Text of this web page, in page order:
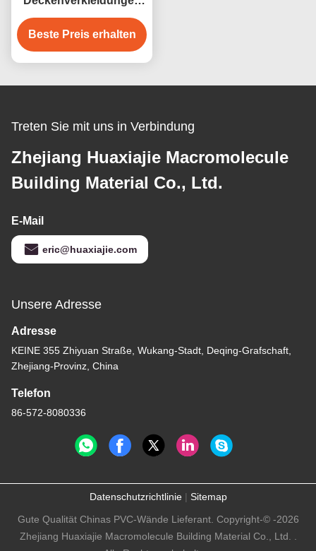
mit
Quadrat/verborgener/V-
Nut-Rand-
Beste Preis erhalten
Treten Sie mit uns in Verbindung
Zhejiang Huaxiajie Macromolecule
Building Material Co., Ltd.
E-Mail
eric@huaxiajie.com
Unsere Adresse
Adresse
KEINE 355 Zhiyuan Straße, Wukang-Stadt, Deqing-Grafschaft,
Zhejiang-Provinz, China
Telefon
86-572-8080336
Datenschutzrichtlinie| Sitemap
Gute Qualität Chinas PVC-Wände Lieferant. Copyright-© -2026
Zhejiang Huaxiajie Macromolecule Building Material Co., Ltd. .